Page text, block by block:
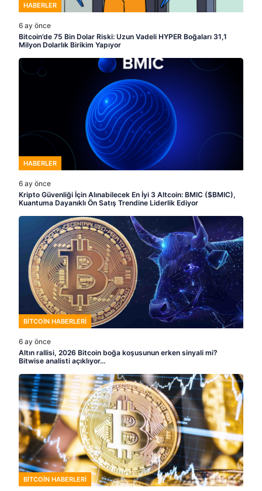
HABERLER
6 ay önce
Bitcoin’de 75 Bin Dolar Riski: Uzun Vadeli HYPER Boğaları 31,1
Milyon Dolarlık Birikim Yapıyor
HABERLER
6 ay önce
Kripto Güvenliği İçin Alınabilecek En İyi 3 Altcoin: BMIC ($BMIC),
Kuantuma Dayanıklı Ön Satış Trendine Liderlik Ediyor
BITCOIN HABERLERI
6 ay önce
Altın rallisi, 2026 Bitcoin boğa koşusunun erken sinyali mi?
Bitwise analisti açıklıyor…
BITCOIN HABERLERI